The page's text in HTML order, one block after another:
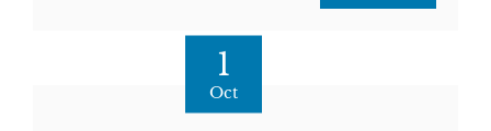
1
Oct